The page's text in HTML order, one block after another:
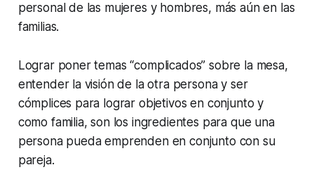
personal de las mujeres y hombres, más aún en las
familias.
Lograr poner temas “complicados” sobre la mesa,
entender la visión de la otra persona y ser
cómplices para lograr objetivos en conjunto y
como familia, son los ingredientes para que una
persona pueda emprenden en conjunto con su
pareja.